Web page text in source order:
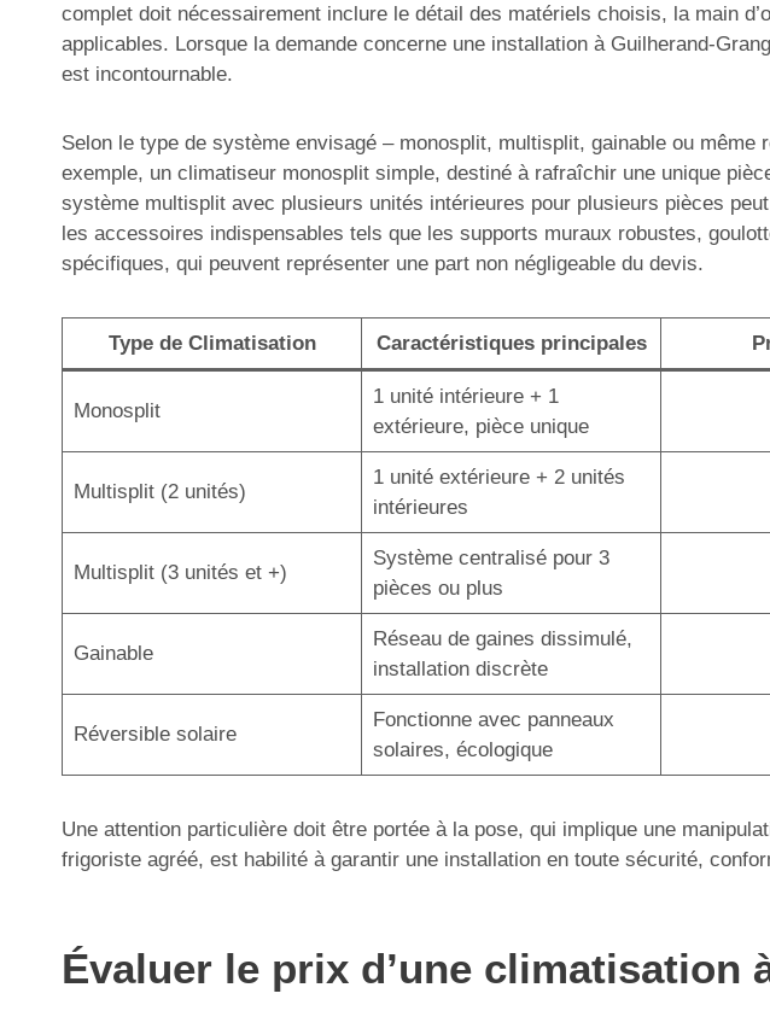
complet doit nécessairement inclure le détail des matériels choisis, la main
applicables. Lorsque la demande concerne une installation à Guilherand-
est incontournable.
Selon le type de système envisagé – monosplit, multisplit, gainable ou
exemple, un climatiseur monosplit simple, destiné à rafraîchir une unique
système multisplit avec plusieurs unités intérieures pour plusieurs pièces
les accessoires indispensables tels que les supports muraux robustes,
spécifiques, qui peuvent représenter une part non négligeable du devis.
Type de Climatisation Caractéristiques principales
Monosplit
1 unité intérieure + 1
extérieure, pièce unique
Multisplit (2 unités)
1 unité extérieure + 2 unités
intérieures
Multisplit (3 unités et +)
Système centralisé pour 3
pièces ou plus
Gainable
Réseau de gaines dissimulé,
installation discrète
Réversible solaire
Fonctionne avec panneaux
solaires, écologique
Une attention particulière doit être portée à la pose, qui implique une
frigoriste agréé, est habilité à garantir une installation en toute sécurité,
Évaluer le prix d’une climatisation